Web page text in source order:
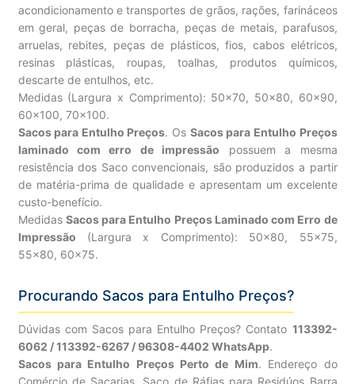
acondicionamento e transportes de grãos, rações, farináceos
em geral, peças de borracha, peças de metais, parafusos,
arruelas, rebites, peças de plásticos, fios, cabos elétricos,
resinas plásticas, roupas, toalhas, produtos químicos,
descarte de entulhos, etc.
Medidas (Largura x Comprimento): 50×70, 50×80, 60×90,
60×100, 70×100.
Sacos para Entulho Preços. Os Sacos para Entulho Preços
laminado com erro de impressão possuem a mesma
resistência dos Saco convencionais, são produzidos a partir
de matéria-prima de qualidade e apresentam um excelente
custo-benefício.
Medidas Sacos para Entulho Preços Laminado com Erro de
Impressão (Largura x Comprimento): 50×80, 55×75,
55×80, 60×75.
Procurando Sacos para Entulho Preços?
Dúvidas com Sacos para Entulho Preços? Contato 113392-
6062 / 113392-6267 / 96308-4402 WhatsApp.
Sacos para Entulho Preços Perto de Mim. Endereço do
Comércio de Sacarias, Saco de Ráfias para Residúos Barra